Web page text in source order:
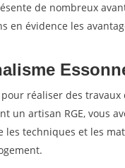
de nombreux
en évidence les
réaliser des travaux
un artisan RGE, vous
techniques et les